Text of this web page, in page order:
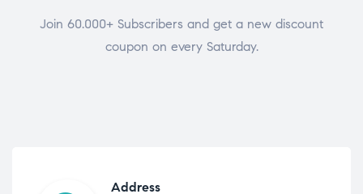
Join 60.000+ Subscribers and get a new discount
coupon on every Saturday.
Address